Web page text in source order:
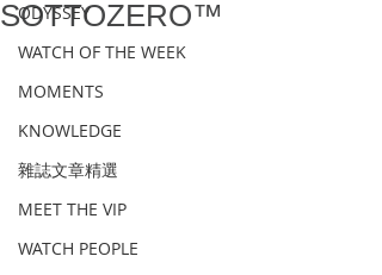
ODYSSEY
WATCH OF THE WEEK
MOMENTS
KNOWLEDGE
雜誌文章精選
MEET THE VIP
WATCH PEOPLE
SOTTOZERO™